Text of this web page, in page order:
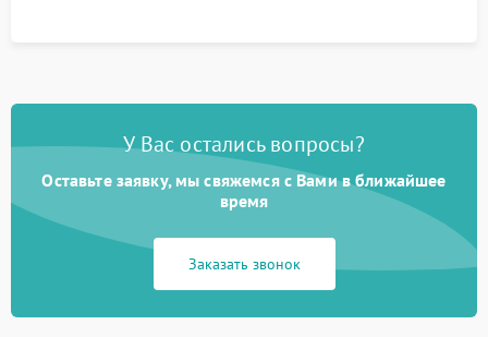
У Вас остались вопросы?
Оставьте заявку, мы свяжемся с Вами в ближайшее
время
Заказать звонок